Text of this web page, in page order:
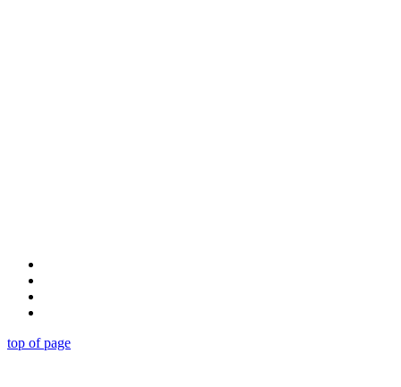
top of page